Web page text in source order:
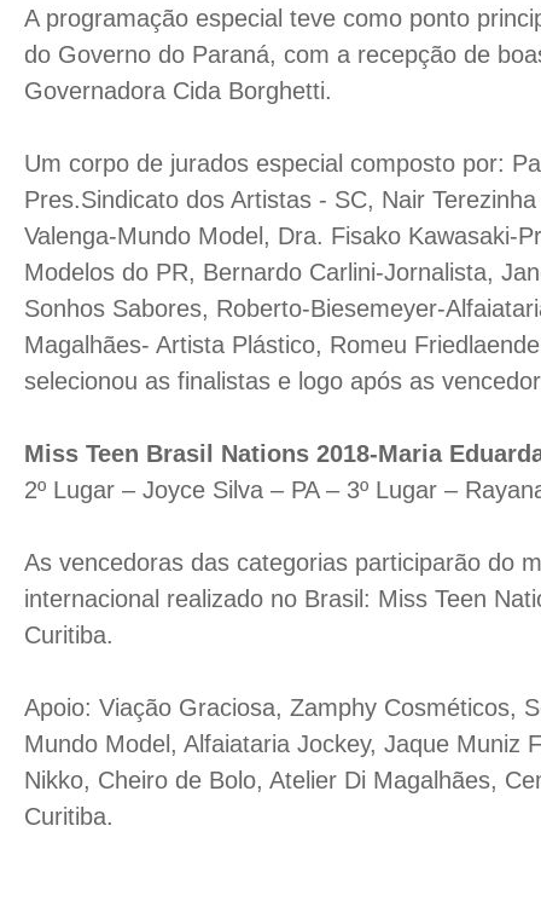
A programação especial teve como ponto
do Governo do Paraná, com a recepção de
Governadora Cida Borghetti.
Um corpo de jurados especial composto por:
Pres.Sindicato dos Artistas - SC, Nair
Valenga-Mundo Model, Dra. Fisako Kawasaki-
Modelos do PR, Bernardo Carlini-Jornalista,
Sonhos Sabores, Roberto-Biesemeyer-
Magalhães- Artista Plástico, Romeu
selecionou as finalistas e logo após as
Miss Teen Brasil Nations 2018-Maria
2º Lugar – Joyce Silva – PA – 3º Lugar –
As vencedoras das categorias participarão do
internacional realizado no Brasil: Miss Teen
Curitiba.
Apoio: Viação Graciosa, Zamphy Cosméticos,
Mundo Model, Alfaiataria Jockey, Jaque Muniz
Nikko, Cheiro de Bolo, Atelier Di Magalhães,
Curitiba.